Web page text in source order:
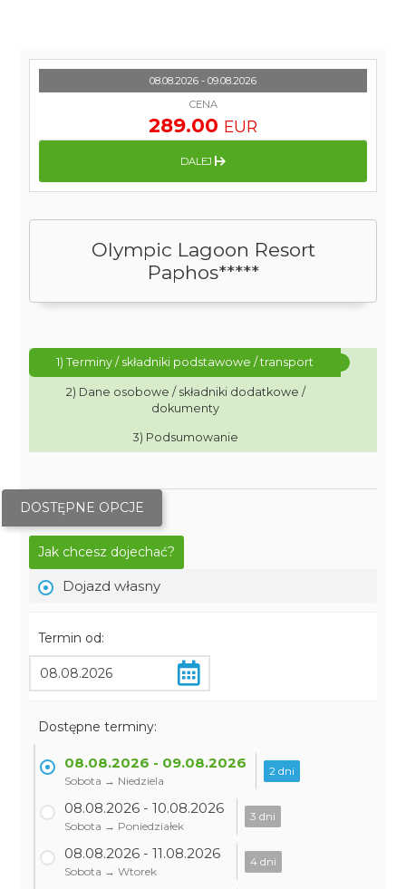
Olympic Lagoon Resort
Paphos*****
1) Terminy / składniki podstawowe / transport
2) Dane osobowe / składniki dodatkowe /
dokumenty
3) Podsumowanie
DOSTĘPNE OPCJE
Jak chcesz dojechać?
Dojazd własny
Termin od:
Dostępne terminy:
08.08.2026 - 09.08.2026
Sobota → Niedziela
2 dni
08.08.2026 - 10.08.2026
Sobota → Poniedziałek
3 dni
08.08.2026 - 11.08.2026
Sobota → Wtorek
4 dni
08.08.2026 - 09.08.2026
CENA
289.00 EUR
DALEJ